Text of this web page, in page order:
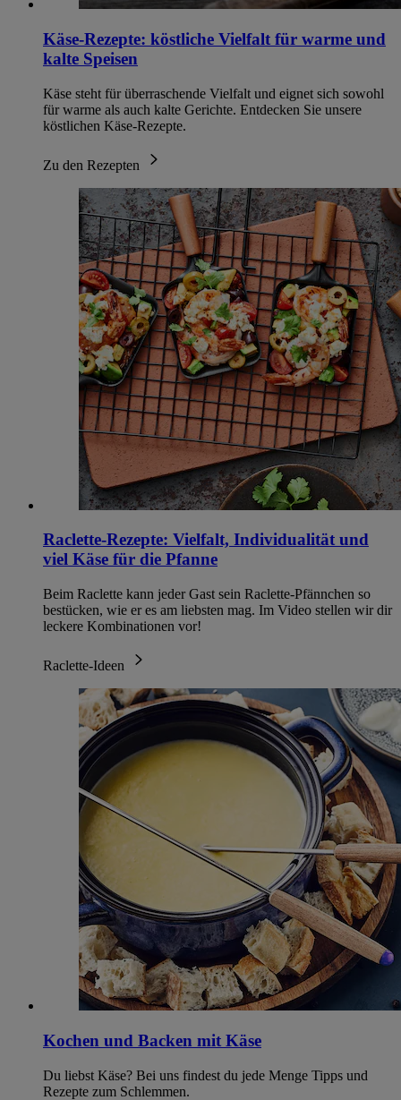
Käse-Rezepte: köstliche Vielfalt für warme und
kalte Speisen
Käse steht für überraschende Vielfalt und eignet sich sowohl
für warme als auch kalte Gerichte. Entdecken Sie unsere
köstlichen Käse-Rezepte.
Zu den Rezepten
Raclette-Rezepte: Vielfalt, Individualität und
viel Käse für die Pfanne
Beim Raclette kann jeder Gast sein Raclette-Pfännchen so
bestücken, wie er es am liebsten mag. Im Video stellen wir dir
leckere Kombinationen vor!
Raclette-Ideen
Kochen und Backen mit Käse
Du liebst Käse? Bei uns findest du jede Menge Tipps und
Rezepte zum Schlemmen.